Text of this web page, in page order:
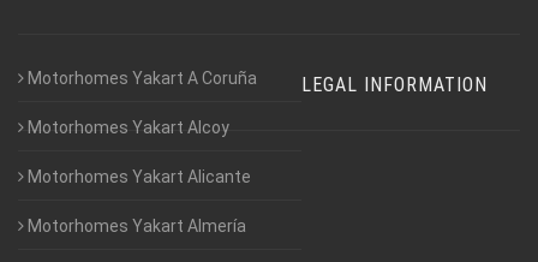
Motorhomes Yakart A Coruña
Motorhomes Yakart Alcoy
Motorhomes Yakart Alicante
Motorhomes Yakart Almería
LEGAL INFORMATION